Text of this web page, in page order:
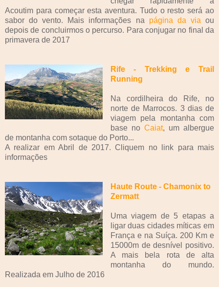
Acoutim para começar esta aventura. Tudo o resto será ao
sabor do vento. Mais informações na página da via ou
depois de concluirmos o percurso. Para conjugar no final da
primavera de 2017
Rife - Trekking e Trail
Running
Na cordilheira do Rife, no
norte de Marrocos. 3 dias de
viagem pela montanha com
base no Caiat, um albergue
de montanha com sotaque do Porto...
A realizar em Abril de 2017. Cliquem no link para mais
informações
Haute Route - Chamonix to
Zermatt
Uma viagem de 5 etapas a
ligar duas cidades míticas em
França e na Suíça. 200 Km e
15000m de desnível positivo.
A mais bela rota de alta
montanha do mundo.
Realizada em Julho de 2016